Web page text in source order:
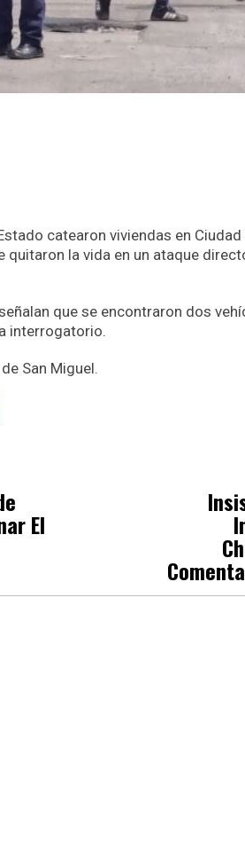
catearon viviendas en
quitaron la vida en un ataque
que se encontraron dos
interrogatorio.
San Miguel.
El